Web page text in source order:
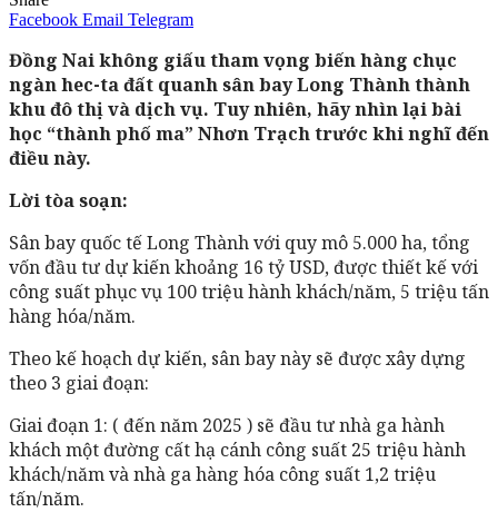
Facebook Email Telegram
Đồng Nai không giấu tham vọng biến hàng chục
ngàn hec-ta đất quanh sân bay Long Thành thành
khu đô thị và dịch vụ. Tuy nhiên, hãy nhìn lại bài
học “thành phố ma” Nhơn Trạch trước khi nghĩ đến
điều này.
Lời tòa soạn:
Sân bay quốc tế Long Thành với quy mô 5.000 ha, tổng
vốn đầu tư dự kiến khoảng 16 tỷ USD, được thiết kế với
công suất phục vụ 100 triệu hành khách/năm, 5 triệu tấn
hàng hóa/năm.
Theo kế hoạch dự kiến, sân bay này sẽ được xây dựng
theo 3 giai đoạn:
Giai đoạn 1: ( đến năm 2025 ) sẽ đầu tư nhà ga hành
khách một đường cất hạ cánh công suất 25 triệu hành
khách/năm và nhà ga hàng hóa công suất 1,2 triệu
tấn/năm.